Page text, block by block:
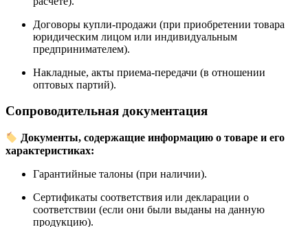
Договоры купли-продажи (при приобретении товара
юридическим лицом или индивидуальным
предпринимателем).
Накладные, акты приема-передачи (в отношении
оптовых партий).
Сопроводительная документация
Документы, содержащие информацию о товаре и его
характеристиках:
Гарантийные талоны (при наличии).
Сертификаты соответствия или декларации о
соответствии (если они были выданы на данную
продукцию).